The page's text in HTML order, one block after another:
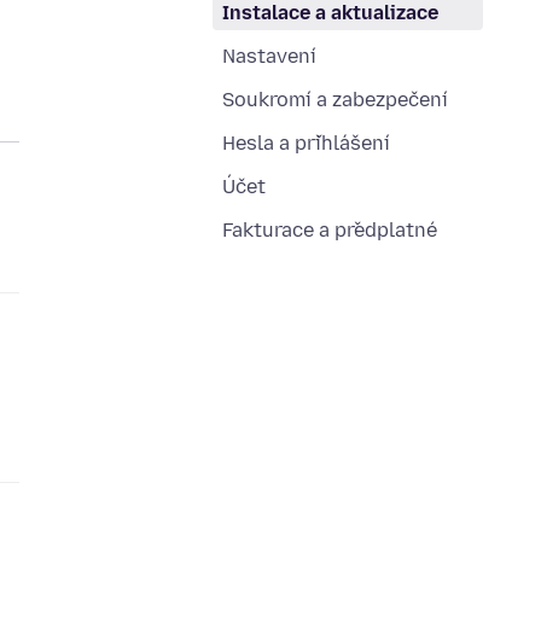
Instalace a aktualizace
Nastavení
Soukromí a zabezpečení
Hesla a přihlášení
Účet
Fakturace a předplatné